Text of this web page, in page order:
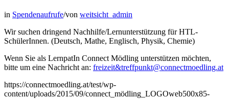
in Spendenaufrufe/von weitsicht_admin
Wir suchen dringend Nachhilfe/Lernunterstützung für HTL-
SchülerInnen. (Deutsch, Mathe, Englisch, Physik, Chemie)
Wenn Sie als LernpatIn Connect Mödling unterstützen möchten,
bitte um eine Nachricht an: freizeit&treffpunkt@connectmoedling.at
https://connectmoedling.at/test/wp-
content/uploads/2015/09/connect_mödling_LOGOweb500x85-